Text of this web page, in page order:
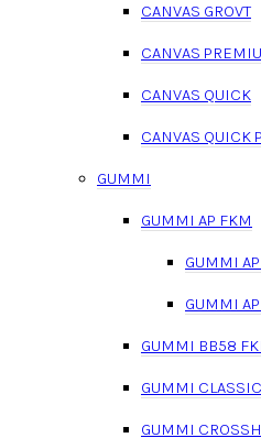
CANVAS GROVT
CANVAS
CANVAS QUICK
CANVAS QUICK
GUMMI
GUMMI AP FKM
GUMMI
GUMMI
GUMMI BB58
GUMMI
GUMMI